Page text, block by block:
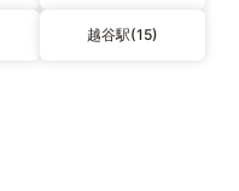
越谷駅(15)